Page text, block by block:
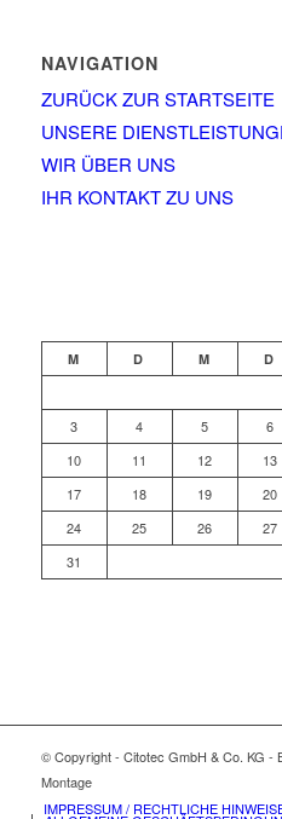
NAVIGATION
ZURÜCK ZUR STARTSEITE
UNSERE
WIR ÜBER UNS
IHR KONTAKT ZU UNS
M D M D
3
4 5 6
10
11 12 13
17
18 19 20
24
25 26 27
31
© Copyright - Citotec GmbH & Co. KG -
Montage
IMPRESSUM / RECHTLICHE